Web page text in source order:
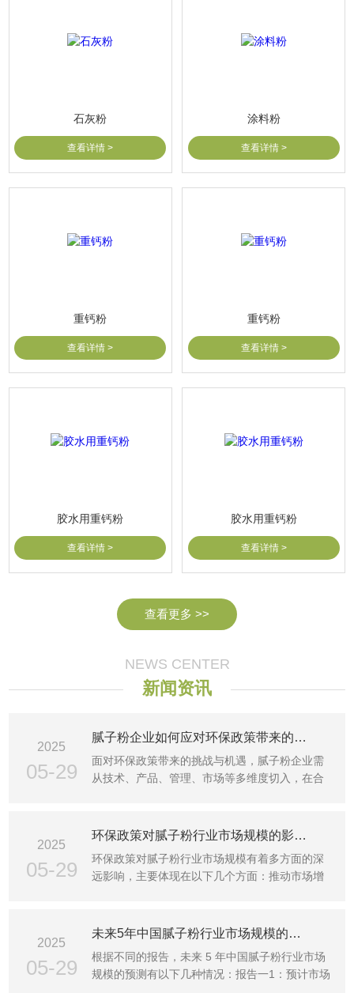
石灰粉
查看详情 >
涂料粉
查看详情 >
重钙粉
查看详情 >
重钙粉
查看详情 >
胶水用重钙粉
查看详情 >
胶水用重钙粉
查看详情 >
查看更多 >>
NEWS CENTER
新闻资讯
2025
05-29
腻子粉企业如何应对环保政策带来的挑战和机遇？
面对环保政策带来的挑战与机遇，腻子粉企业需
从技术、产品、管理、市场等多维度切入，在合
2025
05-29
环保政策对腻子粉行业市场规模的影响有多大？
环保政策对腻子粉行业市场规模有着多方面的深
远影响，主要体现在以下几个方面：推动市场增
2025
05-29
未来5年中国腻子粉行业市场规模的预测是怎样的？
根据不同的报告，未来 5 年中国腻子粉行业市场
规模的预测有以下几种情况：报告一1：预计市场